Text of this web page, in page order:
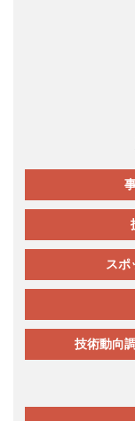
スポ
技術動向